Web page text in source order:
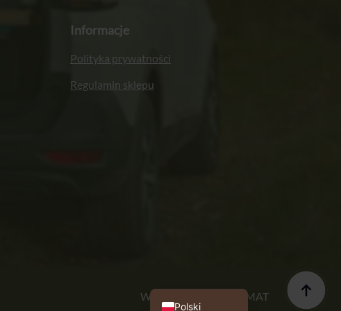
Informacje
Polityka prywatności
Regulamin sklepu
Wykonanie: PROFORMAT
Polski
English (UK)